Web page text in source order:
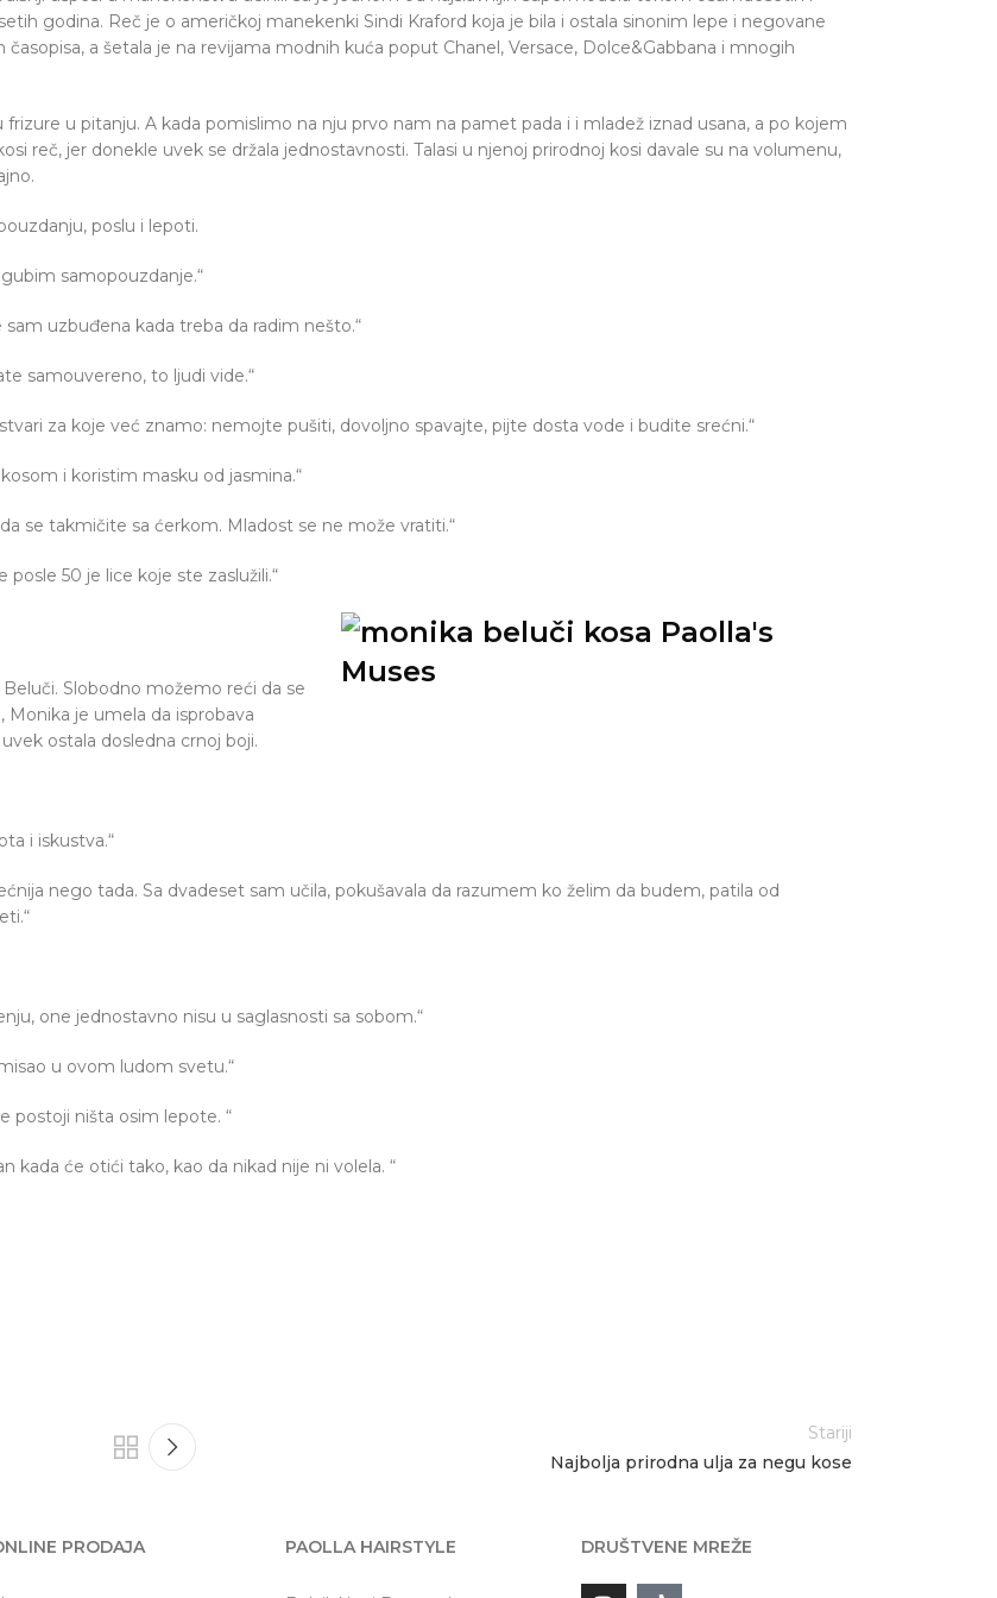
godina. Reč je o američkoj manekenki Sindi Kraford koja je bila i ostala sinonim lepe i negovane
a šetala je na revijama modnih kuća poput Chanel, Versace, Dolce&Gabbana i mnogih
u pitanju. A kada pomislimo na nju prvo nam na pamet pada i i mladež iznad usana, a po kojem
reč, jer donekle uvek se držala jednostavnosti. Talasi u njenoj prirodnoj kosi davale su na volumenu,
poslu i lepoti.
samopouzdanje.“
uzbuđena kada treba da radim nešto.“
samouvereno, to ljudi vide.“
za koje već znamo: nemojte pušiti, dovoljno spavajte, pijte dosta vode i budite srećni.“
i koristim masku od jasmina.“
se takmičite sa ćerkom. Mladost se ne može vratiti.“
50 je lice koje ste zaslužili.“
Slobodno možemo reći da se
je umela da isprobava
ostala dosledna crnoj boji.
i iskustva.“
nego tada. Sa dvadeset sam učila, pokušavala da razumem ko želim da budem, patila od
one jednostavno nisu u saglasnosti sa sobom.“
u ovom ludom svetu.“
postoji ništa osim lepote. “
kada će otići tako, kao da nikad nije ni volela. “
Stariji
Najbolja prirodna ulja za negu kose
PRODAJA PAOLLA HAIRSTYLE DRUŠTVENE MREŽE